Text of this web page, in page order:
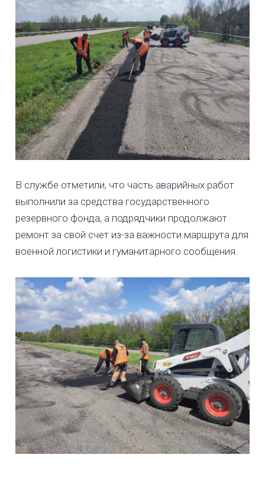
В службе отметили, что часть аварийных работ
выполнили за средства государственного
резервного фонда, а подрядчики продолжают
ремонт за свой счет из-за важности маршрута для
военной логистики и гуманитарного сообщения.